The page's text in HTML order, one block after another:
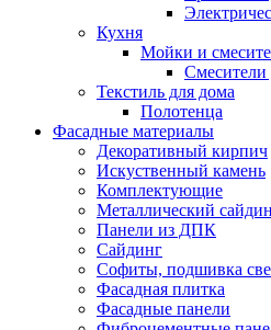
Кухня
Мойки и
Смесители
Текстиль для дома
Полотенца
Фасадные материалы
Декоративный кирпич
Искуственный камень
Комплектующие
Металлический
Панели из ДПК
Сайдинг
Софиты, подшивка
Фасадная плитка
Фасадные панели